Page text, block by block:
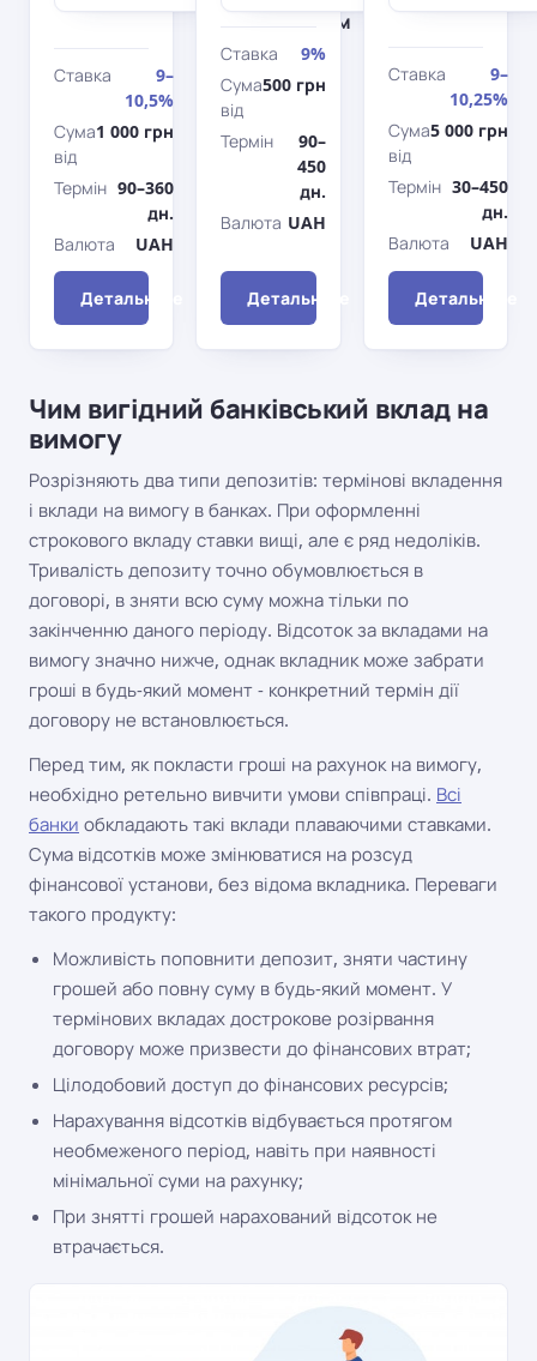
розірванням
Ставка
9–
10,5%
Сума
від
1 000 грн
Термін 90–360
дн.
Валюта
UAH
Детальніше
Ставка
9%
Сума
від
500 грн
Термін
90–
450
дн.
Валюта UAH
Детальніше
Ставка
9–
10,25%
Сума
від
5 000 грн
Термін 30–450
дн.
Валюта
UAH
Детальніше
Чим вигідний банківський вклад на
вимогу
Розрізняють два типи депозитів: термінові вкладення
і вклади на вимогу в банках. При оформленні
строкового вкладу ставки вищі, але є ряд недоліків.
Тривалість депозиту точно обумовлюється в
договорі, в зняти всю суму можна тільки по
закінченню даного періоду. Відсоток за вкладами на
вимогу значно нижче, однак вкладник може забрати
гроші в будь-який момент - конкретний термін дії
договору не встановлюється.
Перед тим, як покласти гроші на рахунок на вимогу,
необхідно ретельно вивчити умови співпраці. Всі
банки обкладають такі вклади плаваючими ставками.
Сума відсотків може змінюватися на розсуд
фінансової установи, без відома вкладника. Переваги
такого продукту:
Можливість поповнити депозит, зняти частину
грошей або повну суму в будь-який момент. У
термінових вкладах дострокове розірвання
договору може призвести до фінансових втрат;
Цілодобовий доступ до фінансових ресурсів;
Нарахування відсотків відбувається протягом
необмеженого період, навіть при наявності
мінімальної суми на рахунку;
При знятті грошей нарахований відсоток не
втрачається.